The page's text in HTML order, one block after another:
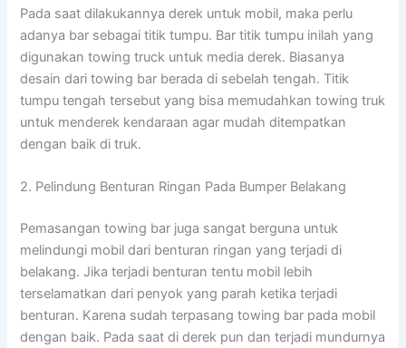
Pada saat dilakukannya derek untuk mobil, maka perlu
adanya bar sebagai titik tumpu. Bar titik tumpu inilah yang
digunakan towing truck untuk media derek. Biasanya
desain dari towing bar berada di sebelah tengah. Titik
tumpu tengah tersebut yang bisa memudahkan towing truk
untuk menderek kendaraan agar mudah ditempatkan
dengan baik di truk.
2. Pelindung Benturan Ringan Pada Bumper Belakang
Pemasangan towing bar juga sangat berguna untuk
melindungi mobil dari benturan ringan yang terjadi di
belakang. Jika terjadi benturan tentu mobil lebih
terselamatkan dari penyok yang parah ketika terjadi
benturan. Karena sudah terpasang towing bar pada mobil
dengan baik. Pada saat di derek pun dan terjadi mundurnya